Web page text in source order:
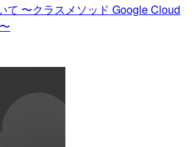
て 〜クラスメソッド Google Cloud